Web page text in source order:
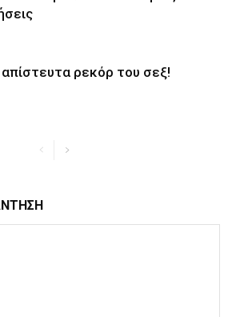
ρεκόρ του σεξ!